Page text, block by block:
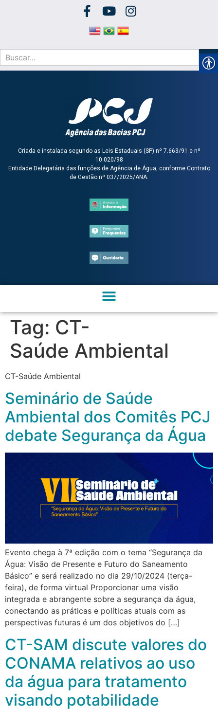
Criada e instalada segundo as Leis Estaduais (SP) nº 7.663/91 e nº
10.020/98
Entidade Delegatária das funções de Agência de Água, conforme Contrato
de Gestão nº 037/2025/ANA.
Tag: CT-
Saúde Ambiental
CT-Saúde Ambiental
Seminário de Saúde
Ambiental dos Comitês PCJ
debate Segurança da Água
Evento chega à 7ª edição com o tema “Segurança da
Água: Visão de Presente e Futuro do Saneamento
Básico” e será realizado no dia 29/10/2024 (terça-
feira), de forma virtual Proporcionar uma visão
integrada e abrangente sobre a segurança da água,
conectando as práticas e políticas atuais com as
perspectivas futuras é um dos objetivos do […]
CT-SAM discute valores do
CONAMA relativos ao uso
da água para tratamento
visando potabilidade